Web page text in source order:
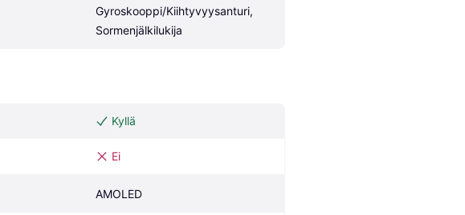
Gyroskooppi/Kiihtyvyysanturi,
Sormenjälkilukija
Kyllä
Ei
AMOLED